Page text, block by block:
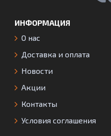
ИНФОРМАЦИЯ
О нас
Доставка и оплата
Новости
Акции
Контакты
Условия соглашения